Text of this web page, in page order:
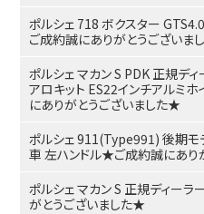
ポルシェ 718 ボクスター
ご成約誠にありがとうございま
ポルシェ マカン S PDK 正規デ
アロキット ES22インチアルミ
にありがとうございました★
ポルシェ 911(Type991) 後期モ
車 左ハンドル★ご成約誠にあり
ポルシェ マカン S 正規ディー
がとうございました★